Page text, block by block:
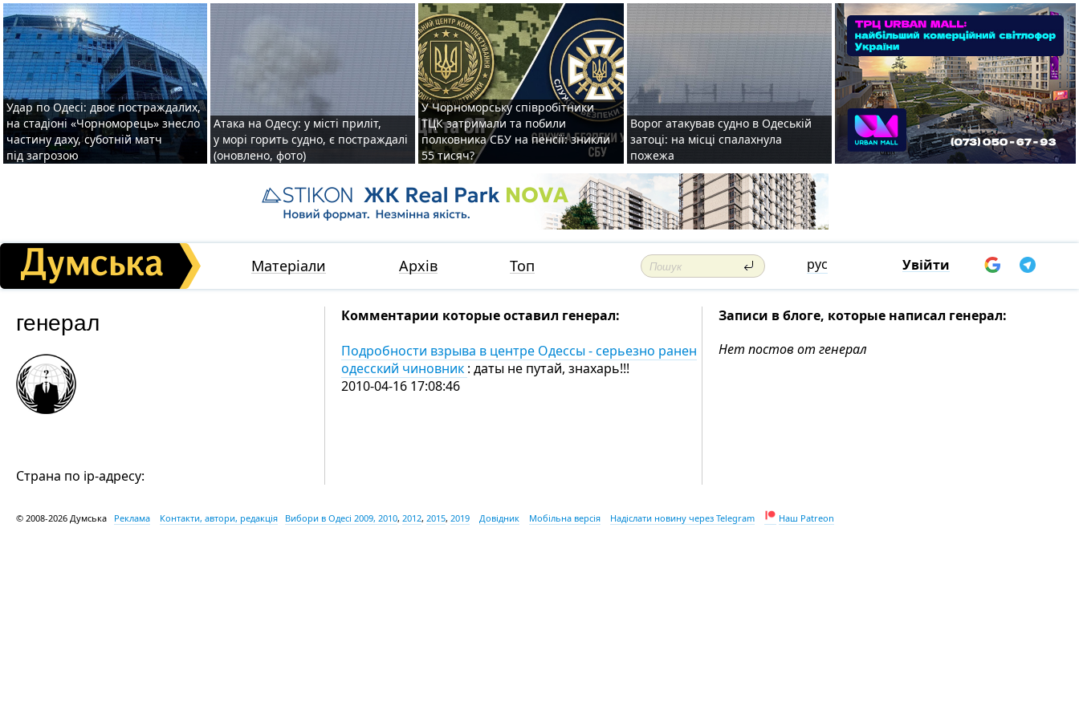
Удар по Одесі: двоє постраждалих,
на стадіоні «Чорноморець» знесло
частину даху, суботній матч
під загрозою
Атака на Одесу: у місті приліт,
у морі горить судно, є постраждалі
(оновлено, фото)
У Чорноморську співробітники
ТЦК затримали та побили
полковника СБУ на пенсії: зникли
55 тисяч?
Ворог атакував судно в Одеській
затоці: на місці спалахнула
пожежа
Матеріали Архів Топ рус Увійти
генерал
Страна по ip-адресу:
Комментарии которые оставил генерал:
Подробности взрыва в центре Одессы - серьезно ранен
одесский чиновник : даты не путай, знахарь!!!
2010-04-16 17:08:46
Записи в блоге, которые написал генерал:
Нет постов от генерал
© 2008-2026 Думська Реклама Контакти, автори, редакція Вибори в Одесі 2009, 2010, 2012, 2015, 2019 Довідник Мобільна версія Надіслати новину через Telegram Наш Patreon